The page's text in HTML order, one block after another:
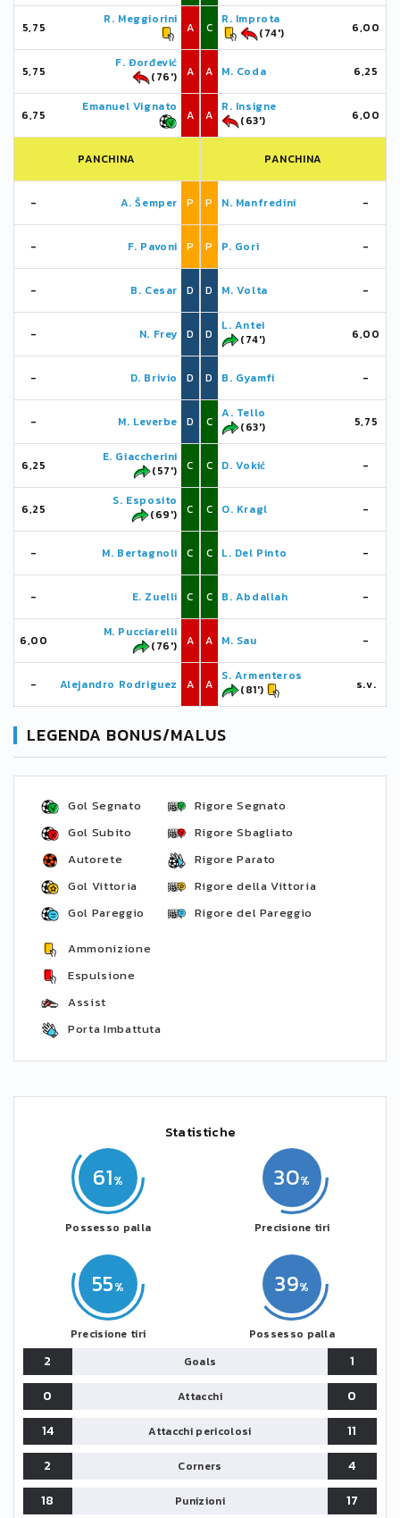
5,75
R. Meggiorini
A
5,75
F. Đorđević
(76')
A
6,75
Emanuel Vignato
A
PANCHINA
- A. Šemper P
- F. Pavoni P
- B. Cesar D
- N. Frey D
- D. Brivio D
- M. Leverbe D
6,25
E. Giaccherini
(57')
C
6,25
S. Esposito
(69')
C
- M. Bertagnoli C
- E. Zuelli C
6,00
M. Pucciarelli
(76')
A
- Alejandro Rodriguez A
C
R. Improta
(74')
6,00
A M. Coda 6,25
A
R. Insigne
(63')
6,00
PANCHINA
P N. Manfredini -
P P. Gori -
D M. Volta -
D
L. Antei
(74')
6,00
D B. Gyamfi -
C
A. Tello
(63')
5,75
C D. Vokić -
C O. Kragl -
C L. Del Pinto -
C B. Abdallah -
A M. Sau -
A
S. Armenteros
(81')
s.v.
LEGENDA BONUS/MALUS
Gol Segnato
Gol Subito
Autorete
Gol Vittoria
Gol Pareggio
Rigore Segnato
Rigore Sbagliato
Rigore Parato
Rigore della Vittoria
Rigore del Pareggio
Ammonizione
Espulsione
Assist
Porta Imbattuta
Statistiche
61
Possesso palla
55
Precisione tiri
39
Possesso palla
30
Precisione tiri
2 Goals
1
0
Attacchi
0
14
Attacchi pericolosi
11
2
Corners
4
18
Punizioni 17